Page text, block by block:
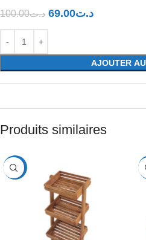
د.ت100.00 د.ت69.00
AJOUTER
Produits similaires
-39%